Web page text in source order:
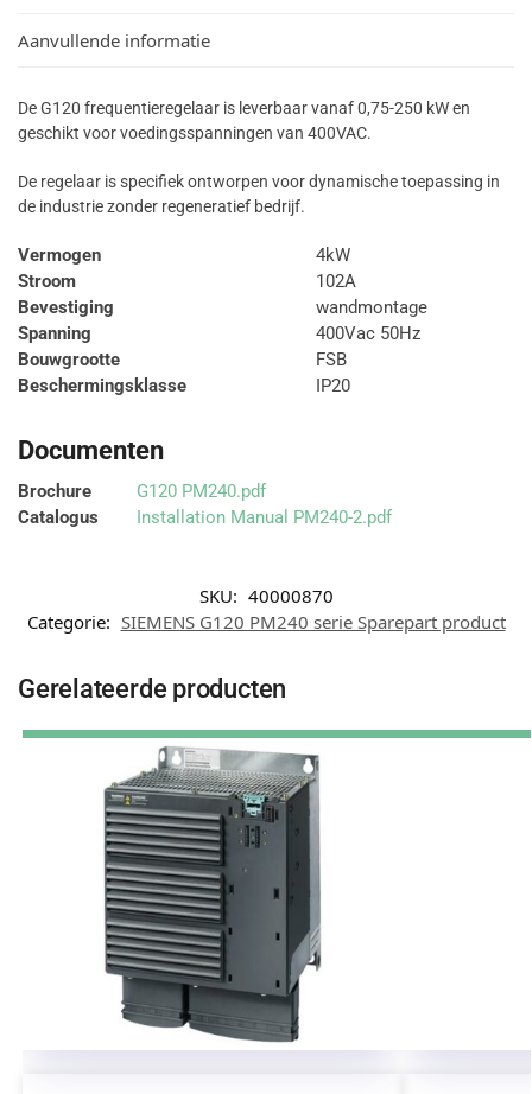
Aanvullende informatie
De G120 frequentieregelaar is leverbaar vanaf 0,75-250 kW en
geschikt voor voedingsspanningen van 400VAC.
De regelaar is specifiek ontworpen voor dynamische toepassing in
de industrie zonder regeneratief bedrijf.
Vermogen
4kW
Stroom
102A
Bevestiging
wandmontage
Spanning
400Vac 50Hz
Bouwgrootte
FSB
Beschermingsklasse
IP20
Documenten
Brochure
G120 PM240.pdf
Catalogus
Installation Manual PM240-2.pdf
SKU: 40000870
Categorie: SIEMENS G120 PM240 serie Sparepart product
Gerelateerde producten